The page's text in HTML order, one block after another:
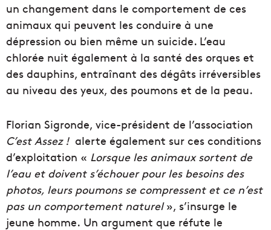
un changement dans le comportement de ces
animaux qui peuvent les conduire à une
dépression ou bien même un suicide. L’eau
chlorée nuit également à la santé des orques et
des dauphins, entraînant des dégâts irréversibles
au niveau des yeux, des poumons et de la peau.
Florian Sigronde, vice-président de l’association
C’est Assez !alerte également sur ces conditions
d’exploitation « Lorsque les animaux sortent de
l’eau et doivent s’échouer pour les besoins des
photos, leurs poumons se compressent et ce n’est
pas un comportement naturel», s’insurge le
jeune homme. Un argument que réfute le